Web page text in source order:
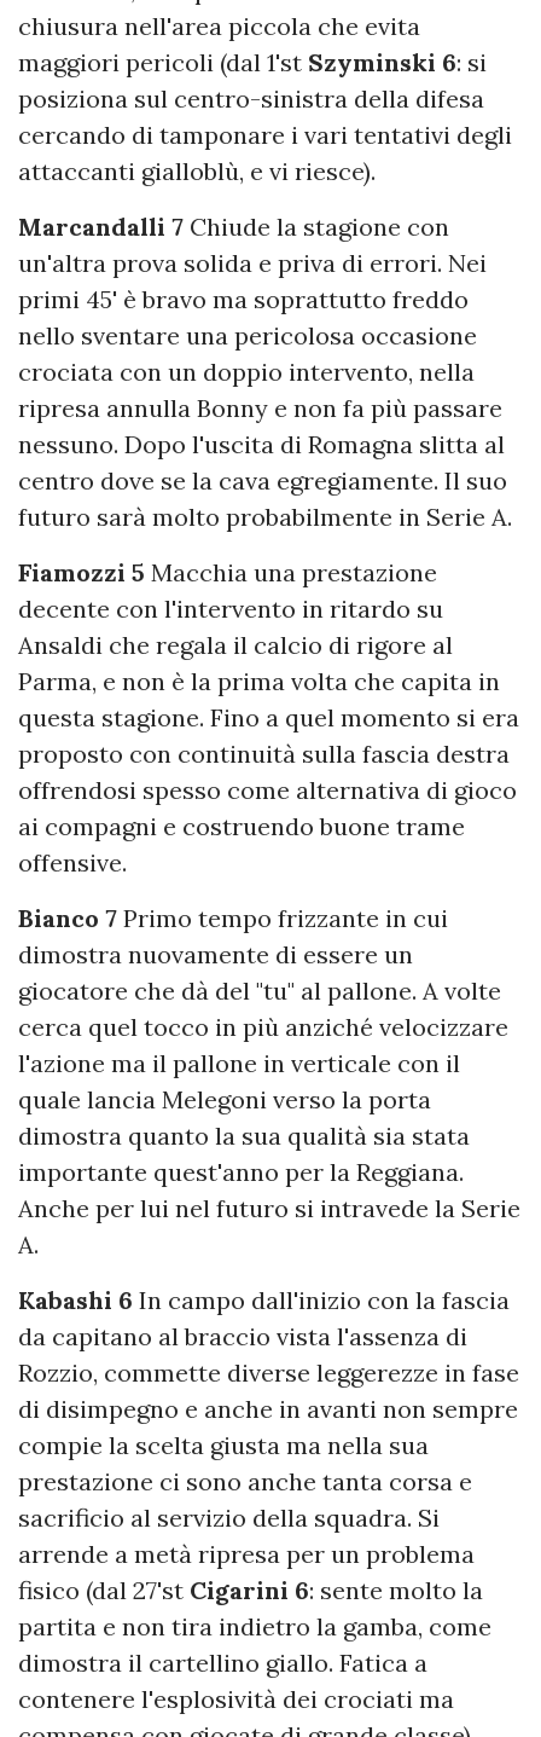
chiusura nell'area piccola che evita
maggiori pericoli (dal 1'st Szyminski 6: si
posiziona sul centro-sinistra della difesa
cercando di tamponare i vari tentativi degli
attaccanti gialloblù, e vi riesce).
Marcandalli 7 Chiude la stagione con
un'altra prova solida e priva di errori. Nei
primi 45' è bravo ma soprattutto freddo
nello sventare una pericolosa occasione
crociata con un doppio intervento, nella
ripresa annulla Bonny e non fa più passare
nessuno. Dopo l'uscita di Romagna slitta al
centro dove se la cava egregiamente. Il suo
futuro sarà molto probabilmente in Serie A.
Fiamozzi 5 Macchia una prestazione
decente con l'intervento in ritardo su
Ansaldi che regala il calcio di rigore al
Parma, e non è la prima volta che capita in
questa stagione. Fino a quel momento si era
proposto con continuità sulla fascia destra
offrendosi spesso come alternativa di gioco
ai compagni e costruendo buone trame
offensive.
Bianco 7 Primo tempo frizzante in cui
dimostra nuovamente di essere un
giocatore che dà del "tu" al pallone. A volte
cerca quel tocco in più anziché velocizzare
l'azione ma il pallone in verticale con il
quale lancia Melegoni verso la porta
dimostra quanto la sua qualità sia stata
importante quest'anno per la Reggiana.
Anche per lui nel futuro si intravede la Serie
A.
Kabashi 6 In campo dall'inizio con la fascia
da capitano al braccio vista l'assenza di
Rozzio, commette diverse leggerezze in fase
di disimpegno e anche in avanti non sempre
compie la scelta giusta ma nella sua
prestazione ci sono anche tanta corsa e
sacrificio al servizio della squadra. Si
arrende a metà ripresa per un problema
fisico (dal 27'st Cigarini 6: sente molto la
partita e non tira indietro la gamba, come
dimostra il cartellino giallo. Fatica a
contenere l'esplosività dei crociati ma